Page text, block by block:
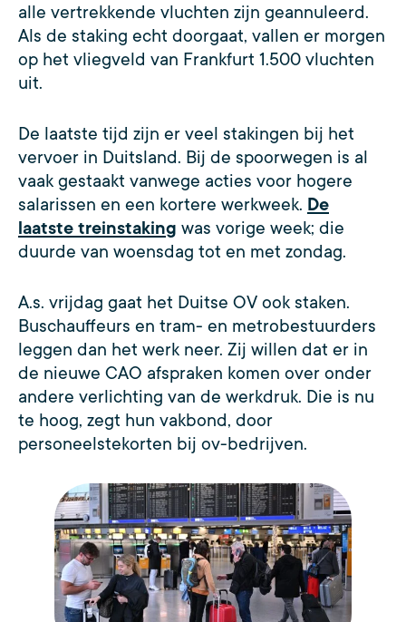
alle vertrekkende vluchten zijn geannuleerd.
Als de staking echt doorgaat, vallen er morgen
op het vliegveld van Frankfurt 1.500 vluchten
uit.
De laatste tijd zijn er veel stakingen bij het
vervoer in Duitsland. Bij de spoorwegen is al
vaak gestaakt vanwege acties voor hogere
salarissen en een kortere werkweek. De
laatste treinstaking was vorige week; die
duurde van woensdag tot en met zondag.
A.s. vrijdag gaat het Duitse OV ook staken.
Buschauffeurs en tram- en metrobestuurders
leggen dan het werk neer. Zij willen dat er in
de nieuwe CAO afspraken komen over onder
andere verlichting van de werkdruk. Die is nu
te hoog, zegt hun vakbond, door
personeelstekorten bij ov-bedrijven.